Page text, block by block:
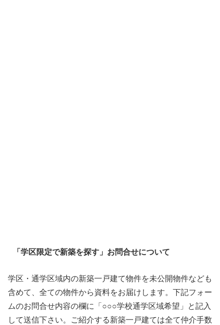
「学区限定で新築を探す」お問合せについて
学区・通学区域内の新築一戸建て物件を未公開物件なども
含めて、全ての物件から資料をお届けします。下記フォー
ムのお問合せ内容の欄に「○○○学校通学区域希望」と記入
して送信下さい。ご紹介する新築一戸建ては全て仲介手数